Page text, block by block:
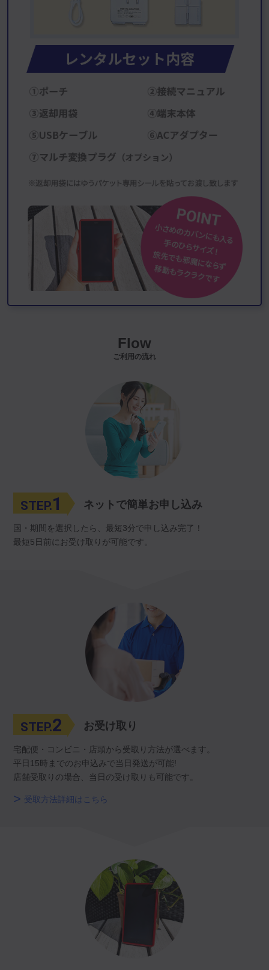
Flow
ご利用の流れ
STEP.1 ネットで簡単お申し込み
国・期間を選択したら、最短3分で申し込み完了！
最短5日前にお受け取りが可能です。
STEP.2 お受け取り
宅配便・コンビニ・店頭から受取り方法が選べます。
平日15時までのお申込みで当日発送が可能!
店舗受取りの場合、当日の受け取りも可能です。
受取方法詳細はこちら